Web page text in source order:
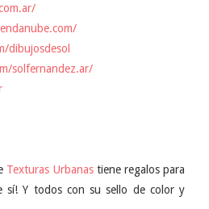
dibujosdesol
solfernandez.ar/
Texturas Urbanastiene regalos para
sí! Y todos con su sello de color y